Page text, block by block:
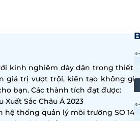
kinh nghiệm dày dặn trong thiết
giá trị vượt trội, kiến tạo không
bạn. Các thành tích đạt được:
Xuất Sắc Châu Á 2023
hệ thống quản lý môi trường SO